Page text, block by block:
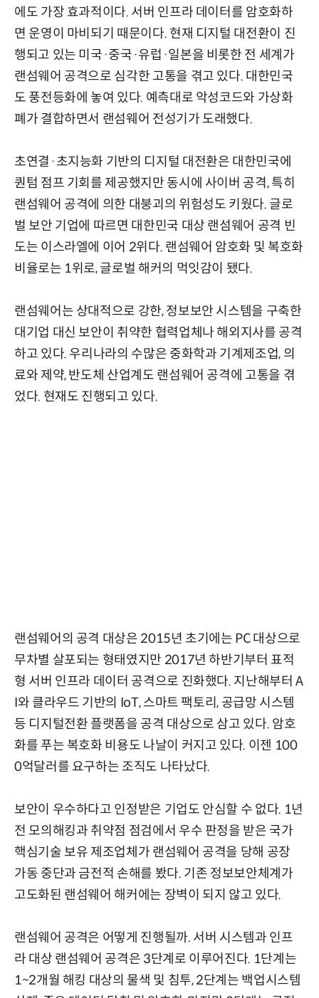
에도 가장 효과적이다. 서버 인프라 데이터를 암호화하
면 운영이 마비되기 때문이다. 현재 디지털 대전환이 진
행되고 있는 미국·중국·유럽·일본을 비롯한 전 세계가
랜섬웨어 공격으로 심각한 고통을 겪고 있다. 대한민국
도 풍전등화에 놓여 있다. 예측대로 악성코드와 가상화
폐가 결합하면서 랜섬웨어 전성기가 도래했다.
초연결·초지능화 기반의 디지털 대전환은 대한민국에
퀀텀 점프 기회를 제공했지만 동시에 사이버 공격, 특히
랜섬웨어 공격에 의한 대붕괴의 위험성도 키웠다. 글로
벌 보안 기업에 따르면 대한민국 대상 랜섬웨어 공격 빈
도는 이스라엘에 이어 2위다. 랜섬웨어 암호화 및 복호화
비율로는 1위로, 글로벌 해커의 먹잇감이 됐다.
랜섬웨어는 상대적으로 강한, 정보보안 시스템을 구축한
대기업 대신 보안이 취약한 협력업체나 해외지사를 공격
하고 있다. 우리나라의 수많은 중화학과 기계제조업, 의
료와 제약, 반도체 산업계도 랜섬웨어 공격에 고통을 겪
었다. 현재도 진행되고 있다.
랜섬웨어의 공격 대상은 2015년 초기에는 PC 대상으로
무차별 살포되는 형태였지만 2017년 하반기부터 표적
형 서버 인프라 데이터 공격으로 진화했다. 지난해부터 A
I와 클라우드 기반의 IoT, 스마트 팩토리, 공급망 시스템
등 디지털전환 플랫폼을 공격 대상으로 삼고 있다. 암호
화를 푸는 복호화 비용도 나날이 커지고 있다. 이젠 100
0억달러를 요구하는 조직도 나타났다.
보안이 우수하다고 인정받은 기업도 안심할 수 없다. 1년
전 모의해킹과 취약점 점검에서 우수 판정을 받은 국가
핵심기술 보유 제조업체가 랜섬웨어 공격을 당해 공장
가동 중단과 금전적 손해를 봤다. 기존 정보보안체계가
고도화된 랜섬웨어 해커에는 장벽이 되지 않고 있다.
랜섬웨어 공격은 어떻게 진행될까. 서버 시스템과 인프
라 대상 랜섬웨어 공격은 3단계로 이루어진다. 1단계는
1~2개월 해킹 대상의 물색 및 침투, 2단계는 백업시스템